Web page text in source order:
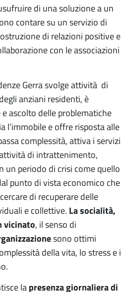
di una soluzione a un
contare su un servizio di
di relazioni positive e
con le associazioni
Gerra svolge attività di
anziani residenti, è
ascolto delle problematiche
l’immobile e offre risposta alle
complessità, attiva i servizi
di intrattenimento,
un periodo di crisi come quello
punto di vista economico che
di recuperare delle
e collettive. La socialità,
vicinato, il senso di
sono ottimi
della vita, lo stress e i
la presenza giornaliera di